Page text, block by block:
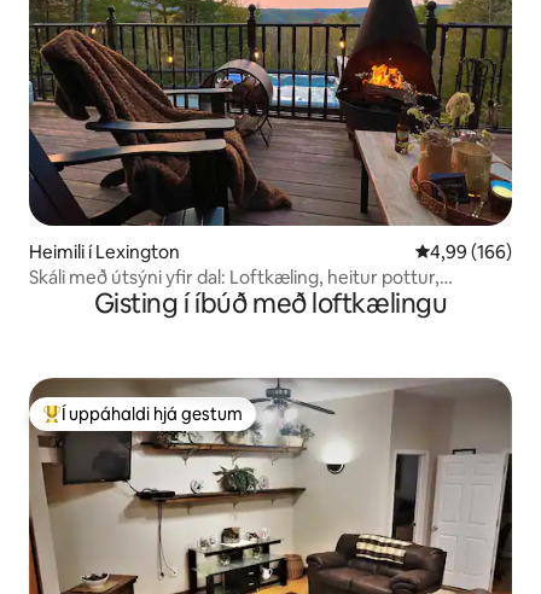
Heimili í Lexington 4,99 af 5 í
4,99 (166)
Skáli með útsýni yfir dal: Loftkæling, heitur pottur,
eldstæði, leikirGisting í íbúð með loftkælingu
Í mestu uppáhaldi hjá gestum
Í uppáhaldi hjá gestum